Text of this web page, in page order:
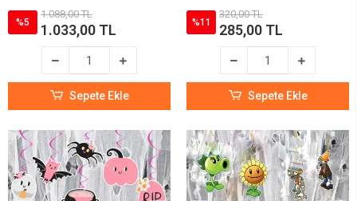
%5
1.088,00 TL
1.033,00 TL
Sepete Ekle
%11
320,00 TL
285,00 TL
Sepete Ekle